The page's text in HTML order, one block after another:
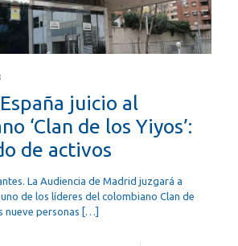
juicio al
‘Clan de los Yiyos’:
de activos
La Audiencia de Madrid juzgará a
de los líderes del colombiano Clan de
nueve personas […]